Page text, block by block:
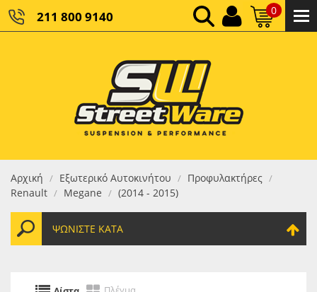
211 800 9140 0
ΚΑΘΑΡΌ ΣΎΝΟΛΟ:
ΤΕΛΙΚΌ ΣΎΝΟΛΟ:0,00 €
Αρχική / Εξωτερικό Αυτοκινήτου / Προφυλακτήρες /
Renault / Megane / (2014 - 2015)
ΨΩΝΊΣΤΕ ΚΑΤΆ